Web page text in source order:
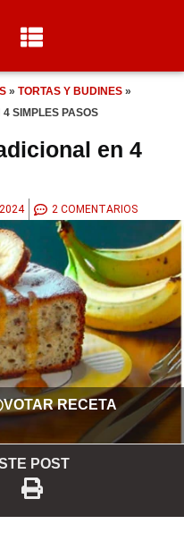
» TORTAS Y BUDINES »
SIMPLES PASOS
en 4
2 COMENTARIOS
VOTAR RECETA
POST